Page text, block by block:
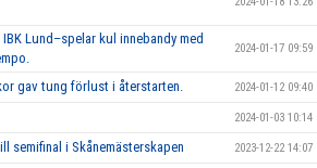
Lund–spelar kul innebandy med
2024-01-17 09:59
gav tung förlust i återstarten. 2024-01-12 09:40
2024-01-03 10:14
semifinal i Skånemästerskapen 2023-12-22 14:07